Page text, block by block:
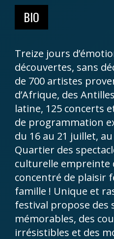
BIO
Treize jours
découvertes, sans
de 700 artistes
d’Afrique, des
latine, 125 concerts
de programmation
du 16 au 21 juillet,
Quartier des
culturelle empreinte
concentré de plaisir
famille ! Unique et
festival propose des
mémorables, des
irrésistibles et des